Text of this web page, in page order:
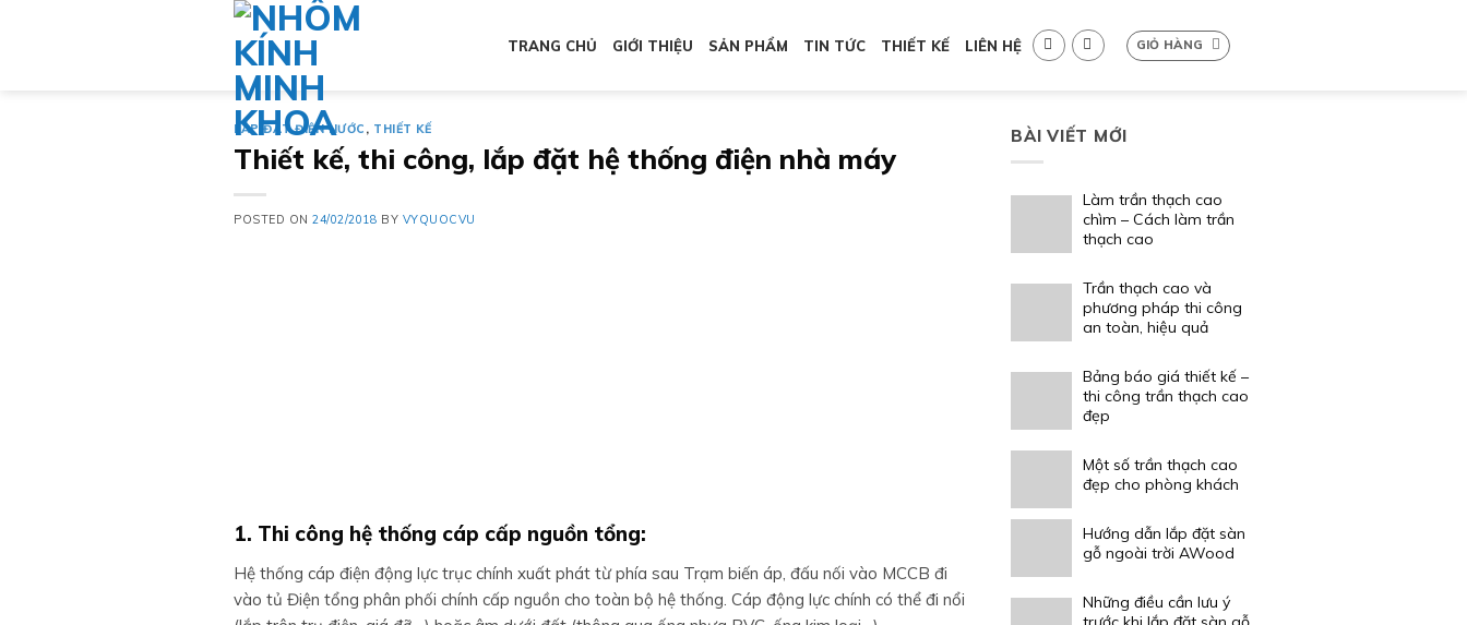
TRANG CHỦ GIỚI THIỆU SẢN PHẨM TIN TỨC THIẾT KẾ LIÊN HỆ GIỎ HÀNG
LẮP ĐẶT ĐIỆN NƯỚC , THIẾT KẾ
Thiết kế, thi công, lắp đặt hệ thống điện nhà máy
POSTED ON24/02/2018 BY VYQUOCVU
1. Thi công hệ thống cáp cấp nguồn tổng:
Hệ thống cáp điện động lực trục chính xuất phát từ phía sau Trạm biến áp, đấu nối vào MCCB đi
vào tủ Điện tổng phân phối chính cấp nguồn cho toàn bộ hệ thống. Cáp động lực chính có thể đi nổi
BÀI VIẾT MỚI
Làm trần thạch cao
chìm – Cách làm trần
thạch cao
Trần thạch cao và
phương pháp thi công
an toàn, hiệu quả
Bảng báo giá thiết kế –
thi công trần thạch cao
đẹp
Một số trần thạch cao
đẹp cho phòng khách
Hướng dẫn lắp đặt sàn
gỗ ngoài trời AWood
Những điều cần lưu ý